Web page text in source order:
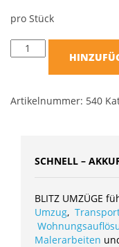
pro Stück
Artikelnummer: 540
SCHNELL –
BLITZ UMZÜGE
Umzug,
Malerarbeiten